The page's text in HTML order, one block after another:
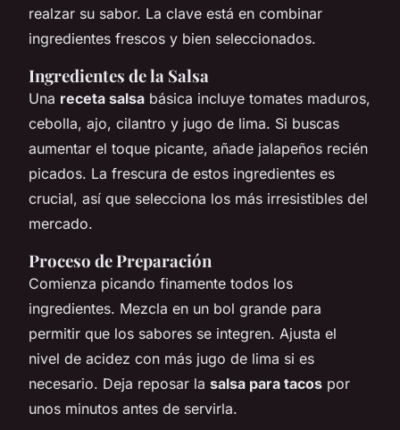
realzar su sabor. La clave está en combinar
ingredientes frescos y bien seleccionados.
Ingredientes de la Salsa
Una receta salsa básica incluye tomates maduros,
cebolla, ajo, cilantro y jugo de lima. Si buscas
aumentar el toque picante, añade jalapeños recién
picados. La frescura de estos ingredientes es
crucial, así que selecciona los más irresistibles del
mercado.
Proceso de Preparación
Comienza picando finamente todos los
ingredientes. Mezcla en un bol grande para
permitir que los sabores se integren. Ajusta el
nivel de acidez con más jugo de lima si es
necesario. Deja reposar la salsa para tacos por
unos minutos antes de servirla.